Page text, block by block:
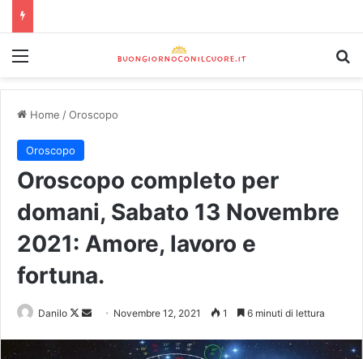
Home /Oroscopo
Oroscopo
Oroscopo completo per
domani, Sabato 13 Novembre
2021: Amore, lavoro e
fortuna.
Danilo Novembre 12, 2021 1 6 minuti di lettura